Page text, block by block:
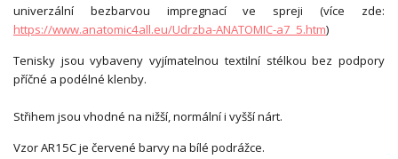
univerzální bezbarvou impregnací ve spreji (více zde:
https://www.anatomic4all.eu/Udrzba-ANATOMIC-a7_5.htm)
Tenisky jsou vybaveny vyjímatelnou textilní stélkou bez podpory
příčné a podélné klenby.
Střihem jsou vhodné na nižší, normální i vyšší nárt.
Vzor AR15C je červené barvy na bílé podrážce.